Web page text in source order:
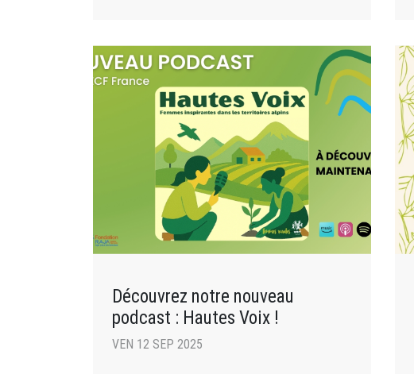
Découvrez notre nouveau
podcast : Hautes Voix !
VEN 12 SEP 2025